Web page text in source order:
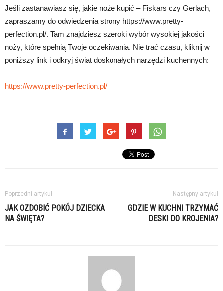
Jeśli zastanawiasz się, jakie noże kupić – Fiskars czy Gerlach,
zapraszamy do odwiedzenia strony https://www.pretty-
perfection.pl/. Tam znajdziesz szeroki wybór wysokiej jakości
noży, które spełnią Twoje oczekiwania. Nie trać czasu, kliknij w
poniższy link i odkryj świat doskonałych narzędzi kuchennych:
https://www.pretty-perfection.pl/
Poprzedni artykuł
JAK OZDOBIĆ POKÓJ DZIECKA
NA ŚWIĘTA?
Następny artykuł
GDZIE W KUCHNI TRZYMAĆ
DESKI DO KROJENIA?